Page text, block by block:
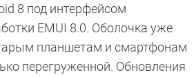
8 под интерфейсом
EMUI 8.0. Оболочка уже
планшетам и смартфонам
перегруженной. Обновления